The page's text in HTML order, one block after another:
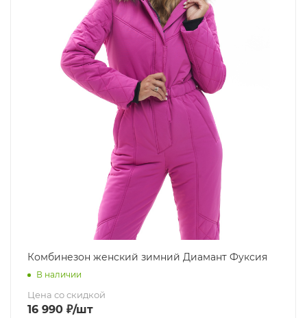
Комбинезон женский зимний Диамант Фуксия
В наличии
Цена со скидкой
16 990 ₽/шт